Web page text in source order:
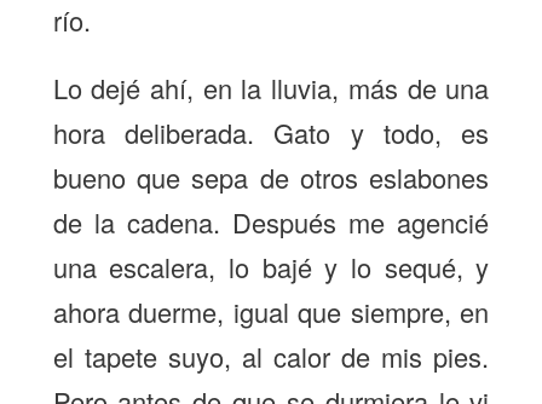
río.
Lo dejé ahí, en la lluvia, más de una
hora deliberada. Gato y todo, es
bueno que sepa de otros eslabones
de la cadena. Después me agencié
una escalera, lo bajé y lo sequé, y
ahora duerme, igual que siempre, en
el tapete suyo, al calor de mis pies.